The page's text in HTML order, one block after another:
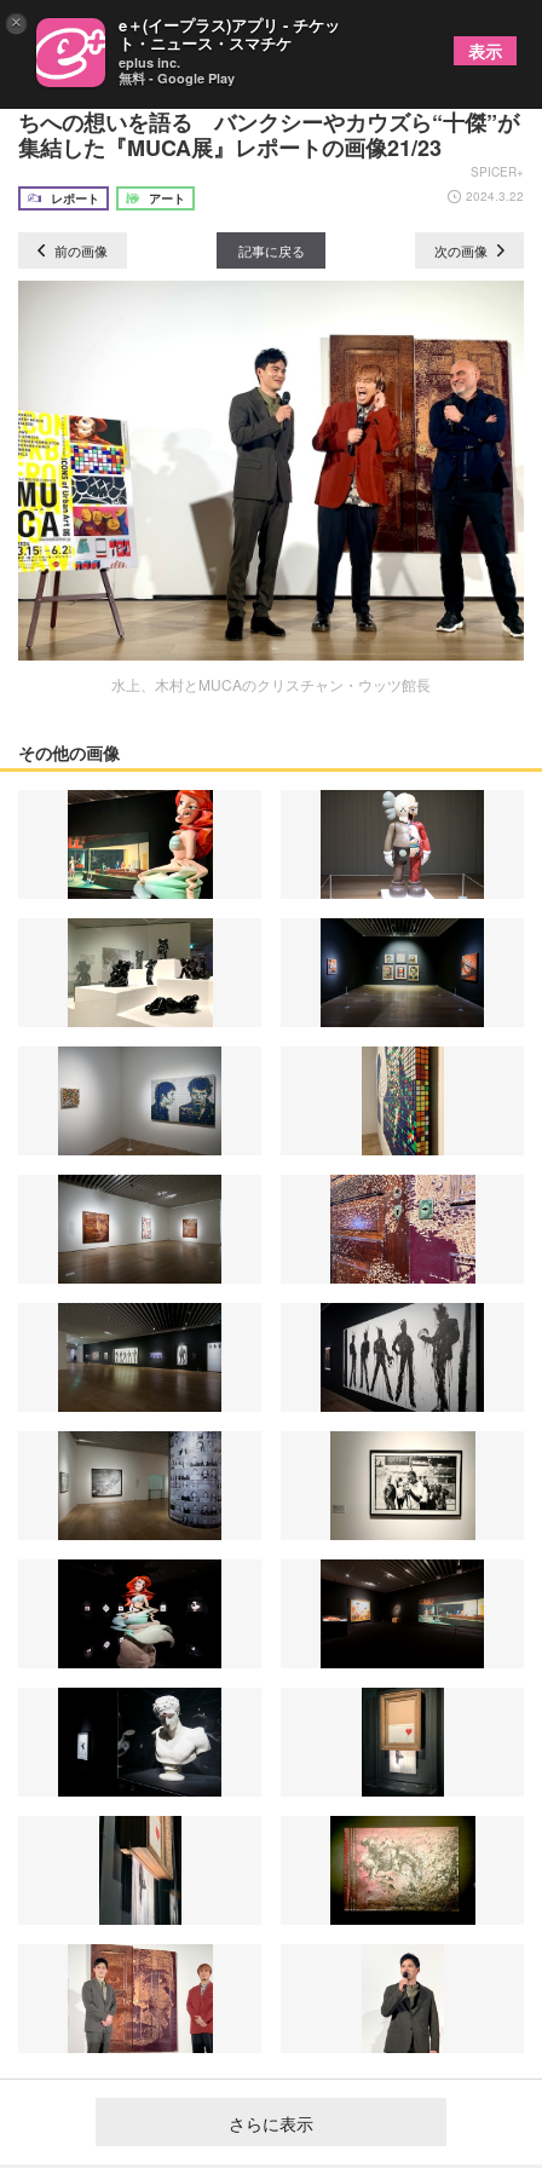
俳優・水上恒司、アーバン・アートのレジェンドた
ちへの想いを語る バンクシーやカウズら“十傑”が
集結した『MUCA展』レポートの画像21/23
SPICER+
レポート
アート 2024.3.22
前の画像 記事に戻る 次の画像
水上、木村とMUCAのクリスチャン・ウッツ館長
その他の画像
さらに表示
× e＋(イープラス)アプリ - チケッ
ト・ニュース・スマチケ
eplus inc.
無料 - Google Play
表示